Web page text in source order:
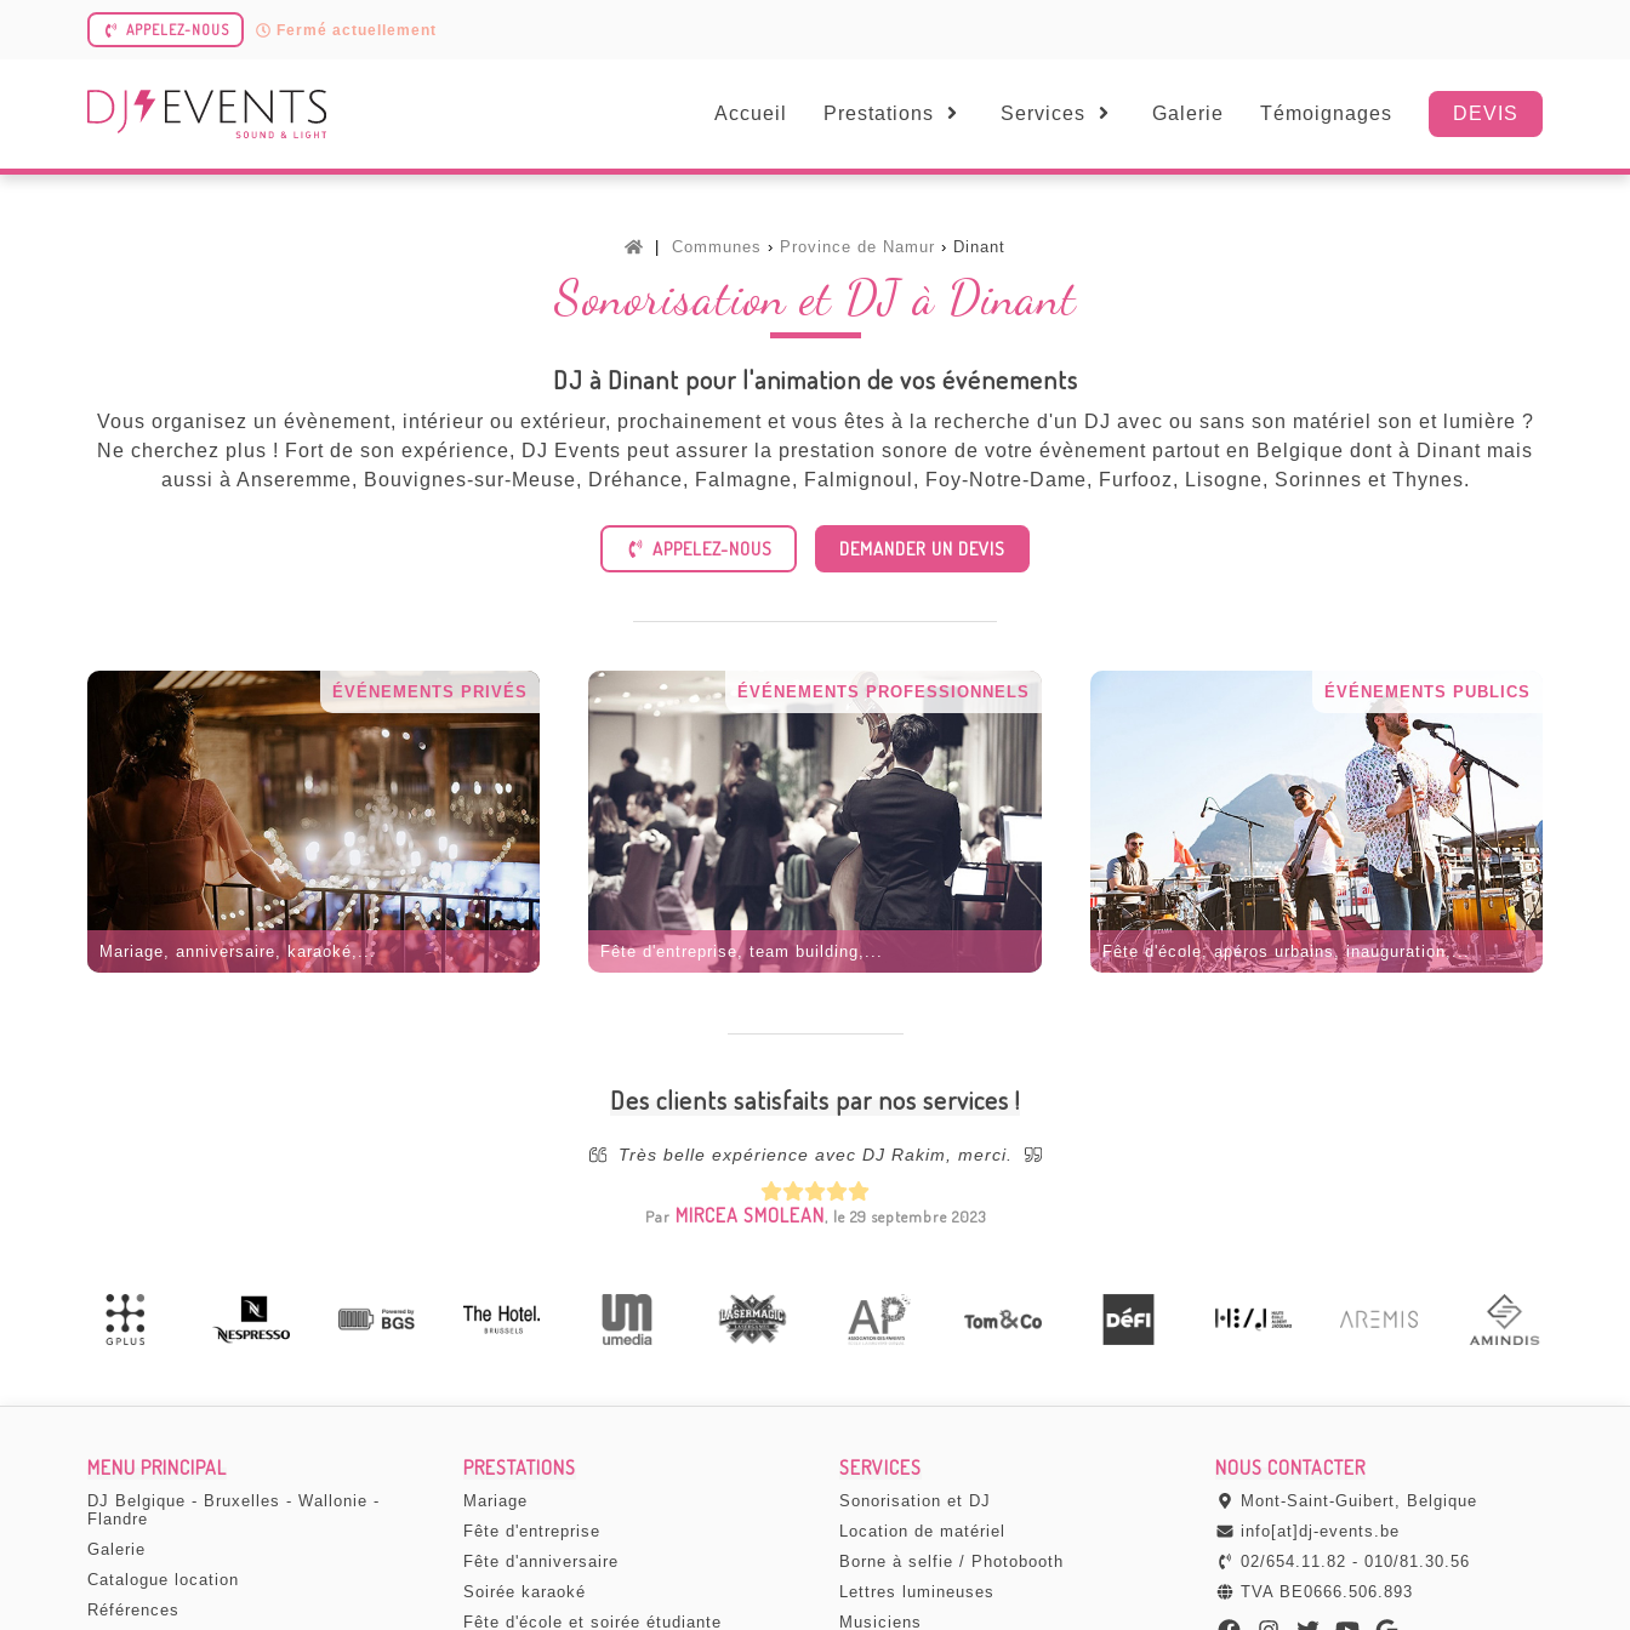
APPELEZ-NOUS Fermé actuellement
Accueil Prestations Services Galerie Témoignages DEVIS
Communes Province de Namur Dinant
Sonorisation et DJ à Dinant
DJ à Dinant pour l'animation de vos événements
Vous organisez un évènement, intérieur ou extérieur, prochainement et vous êtes à la recherche d'un DJ avec ou sans son matériel son et lumière ?
Ne cherchez plus ! Fort de son expérience, DJ Events peut assurer la prestation sonore de votre évènement partout en Belgique dont à Dinant mais
aussi à Anseremme, Bouvignes-sur-Meuse, Dréhance, Falmagne, Falmignoul, Foy-Notre-Dame, Furfooz, Lisogne, Sorinnes et Thynes.
APPELEZ-NOUS DEMANDER UN DEVIS
Mariage, anniversaire, karaoké,...
ÉVÉNEMENTS PRIVÉS
Fête d'entreprise, team building,...
ÉVÉNEMENTS PROFESSIONNELS
Fête d'école, apéros urbains, inauguration,...
ÉVÉNEMENTS PUBLICS
Des clients satisfaits par nos services !
Très belle expérience avec DJ Rakim, merci.
Par MIRCEA SMOLEAN, le 29 septembre 2023
MENU PRINCIPAL
DJ Belgique - Bruxelles - Wallonie -
Flandre
Galerie
Catalogue location
Références
PRESTATIONS
Mariage
Fête d'entreprise
Fête d'anniversaire
Soirée karaoké
Fête d'école et soirée étudiante
SERVICES
Sonorisation et DJ
Location de matériel
Borne à selfie / Photobooth
Lettres lumineuses
Musiciens
NOUS CONTACTER
Mont-Saint-Guibert, Belgique
info[at]dj-events.be
02/654.11.82 -010/81.30.56
TVA BE0666.506.893